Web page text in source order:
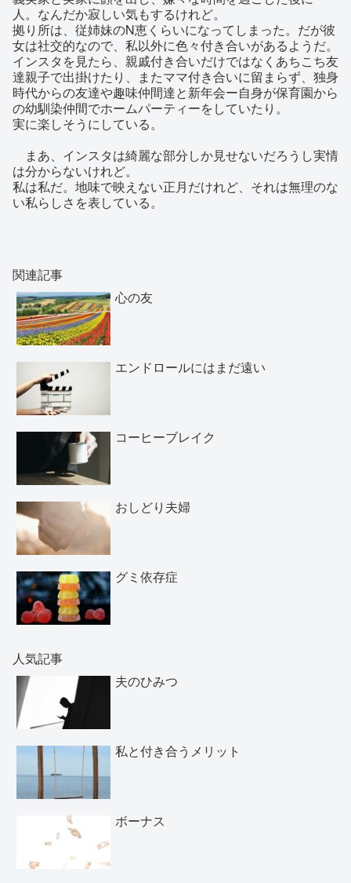
人。なんだか寂しい気もするけれど。
拠り所は、従姉妹のN恵くらいになってしまった。だが彼
女は社交的なので、私以外に色々付き合いがあるようだ。
インスタを見たら、親戚付き合いだけではなくあちこち友
達親子で出掛けたり、またママ付き合いに留まらず、独身
時代からの友達や趣味仲間達と新年会ー自身が保育園から
の幼馴染仲間でホームパーティーをしていたり。
実に楽しそうにしている。
まあ、インスタは綺麗な部分しか見せないだろうし実情
は分からないけれど。
私は私だ。地味で映えない正月だけれど、それは無理のな
い私らしさを表している。
関連記事
心の友
エンドロールにはまだ遠い
コーヒーブレイク
おしどり夫婦
グミ依存症
人気記事
夫のひみつ
私と付き合うメリット
ボーナス